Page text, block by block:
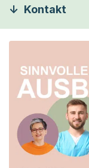
Kontakt